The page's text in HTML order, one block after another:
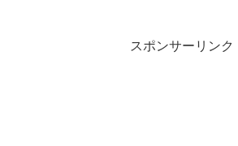
スポンサーリンク